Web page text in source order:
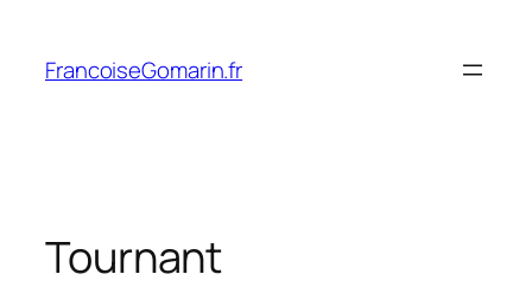
contenu
FrancoiseGomarin.fr
Tournant